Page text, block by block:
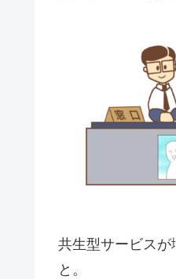
共生型サービス
と。